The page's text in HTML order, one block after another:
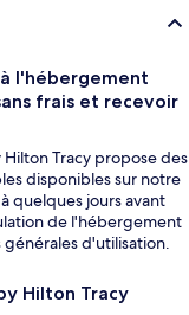
l'hébergement
frais et recevoir
Tracy propose des
disponibles sur notre
quelques jours avant
de l'hébergement
d'utilisation.
Hilton Tracy